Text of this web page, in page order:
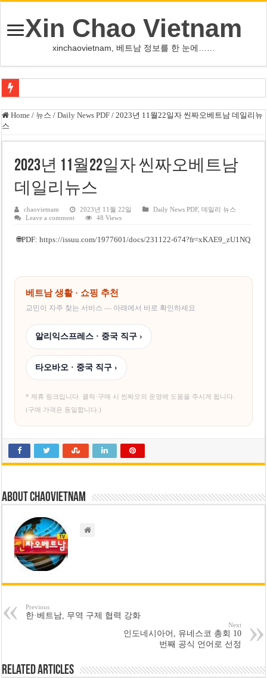
Xin Chao Vietnam
xinchaovietnam, 베트남 정보를 한 눈에……
쩐 타인 먼 베트남 국회의장 “외교 성과, 국가 위상 제고에 크게 기여”
싱가포르 하오마트, 마지막 프리미엄 매장 폐점… 적자·소송 악재 속 사업 축
PNJ, 다이아몬드 밀수 여파에 2분기 적자… 10월 임시 주총 개최
팜 녓 브엉 빈그룹 회장 딸, 그룹 계열사 경영에 첫 등장
케펠, 투티엠 엠파이어시티 지분 전량 2억7000만 달러에 매각
베트남 세무당국, 납세자 정보 공개 기준·절차 명확화
Home / 뉴스 / Daily News PDF / 2023년 11월22일자 씬짜오베트남 데일리뉴
스
2023년 11월22일자 씬짜오베트남
데일리뉴스
chaovietnam 2023년 11월 22일 Daily News PDF,데일리 뉴스
Leave a comment
48 Views
🌐PDF: https://issuu.com/1977601/docs/231122-674?fr=xKAE9_zU1NQ
베트남 생활 · 쇼핑 추천
교민이 자주 찾는 서비스 — 아래에서 바로 확인하세요
알리익스프레스 · 중국 직구 ›
타오바오 · 중국 직구 ›
* 제휴 링크입니다. 클릭·구매 시 씬짜오의 운영에 도움을 주시게 됩니다.
(구매 가격은 동일합니다.)
About chaovietnam
Previous
한·베트남, 무역 구제 협력 강화
Next
인도네시아어, 유네스코 총회 10
번째 공식 언어로 선정
Related Articles